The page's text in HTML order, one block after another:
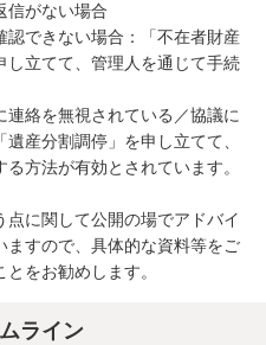
信がない場合
できない場合：「不在者財産
立てて、管理人を通じて手続
連絡を無視されている／協議に
産分割調停」を申し立てて、
方法が有効とされています。
に関して公開の場でアドバイ
ますので、具体的な資料等をご
をお勧めします。
ライン